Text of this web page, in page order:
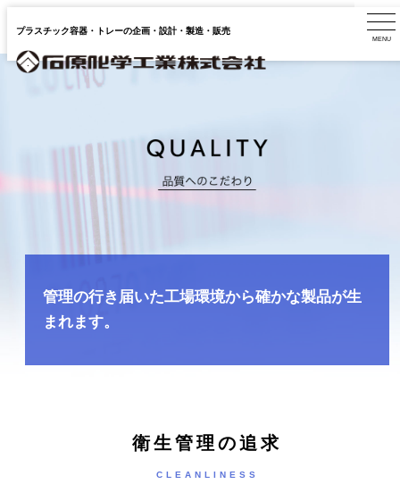
プラスチック容器・トレーの企画・設計・製造・販売
管理の行き届いた工場環境から確かな製品が生
まれます。
衛生管理の追求
CLEANLINESS